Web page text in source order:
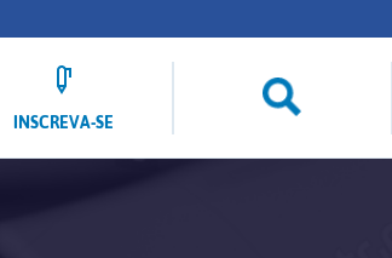
INSCREVA-SE